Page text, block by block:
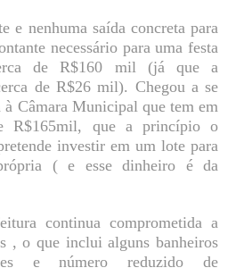
e nenhuma saída concreta para
necessário para uma festa
de R$160 mil (já que a
de R$26 mil). Chegou a se
Câmara Municipal que tem em
R$165mil, que a princípio o
investir em um lote para
( e esse dinheiro é da
continua comprometida a
, o que inclui alguns banheiros
e número reduzido de